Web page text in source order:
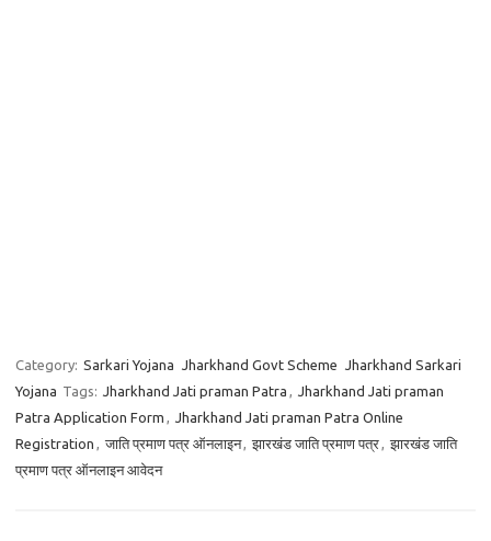
Category: Sarkari Yojana Jharkhand Govt Scheme Jharkhand Sarkari
Yojana Tags: Jharkhand Jati praman Patra , Jharkhand Jati praman
Patra Application Form , Jharkhand Jati praman Patra Online
Registration , जाति प्रमाण पत्र ऑनलाइन, झारखंड जाति प्रमाण पत्र, झारखंड जाति
प्रमाण पत्र ऑनलाइन आवेदन